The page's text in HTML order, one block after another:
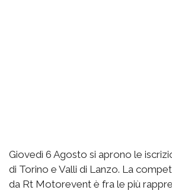
Giovedì 6 Agosto si aprono le
di Torino e Valli di Lanzo. La
da Rt Motorevent è fra le più